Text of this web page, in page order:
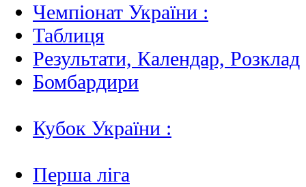
Чемпіонат України :
Таблиця
Результати, Календар, Poзклад
Бомбардири
Кубок України :
Перша ліга